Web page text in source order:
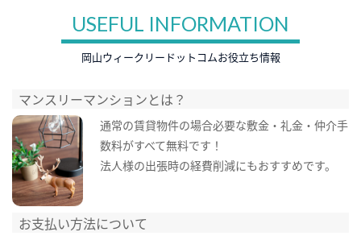
USEFUL INFORMATION
岡山ウィークリードットコムお役立ち情報
マンスリーマンションとは？
通常の賃貸物件の場合必要な敷金・礼金・仲介手
数料がすべて無料です！
法人様の出張時の経費削減にもおすすめです。
お支払い方法について